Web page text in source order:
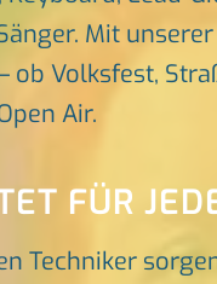
Mit
ob Volksfest,
Air.
FÜR
Techniker